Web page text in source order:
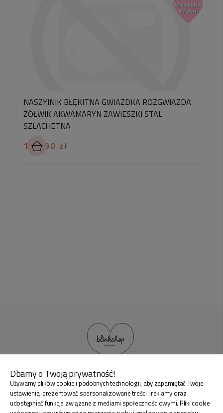
NASZYJNIK BŁĘKITNA GWIAZDKA ROZGWIAZDA
ŻÓŁWIK AKWAMARYN ZAWIESZKI STAL
SZLACHETNA
114,90 zł
BLINK SHOP Joanna Pradellok, Dominów ul. Brylantowa
18 20-388 Lublin Polska
Dbamy o Twoją prywatność!
Używamy plików cookie i podobnych technologii, aby zapamiętać Twoje
ustawienia, prezentować spersonalizowane treści i reklamy oraz
udostępniać funkcje związane z mediami społecznościowymi. Pliki cookie